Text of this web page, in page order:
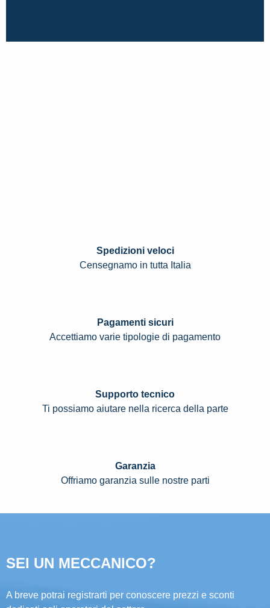
Spedizioni veloci
Censegnamo in tutta Italia
Pagamenti sicuri
Accettiamo varie tipologie di pagamento
Supporto tecnico
Ti possiamo aiutare nella ricerca della parte
Garanzia
Offriamo garanzia sulle nostre parti
SEI UN MECCANICO?
A breve potrai registrarti per conoscere prezzi e sconti